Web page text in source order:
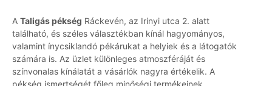
A Taligás pékség Ráckevén, az Irinyi utca 2. alatt
található, és széles választékban kínál hagyományos,
valamint ínycsiklandó pékárukat a helyiek és a látogatók
számára is. Az üzlet különleges atmoszféráját és
színvonalas kínálatát a vásárlók nagyra értékelik. A
pékség ismertségét főleg minőségi termékeinek